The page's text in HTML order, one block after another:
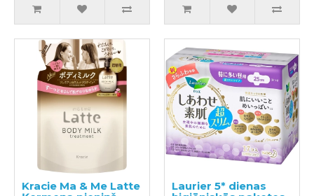
Kracie Ma & Me Latte
Laurier 5* dienas